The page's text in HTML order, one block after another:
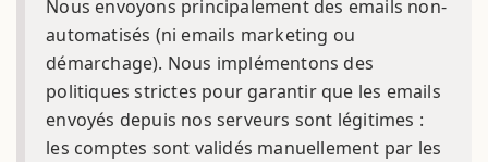
Nous envoyons principalement des emails non-
automatisés (ni emails marketing ou
démarchage). Nous implémentons des
politiques strictes pour garantir que les emails
envoyés depuis nos serveurs sont légitimes :
les comptes sont validés manuellement par les